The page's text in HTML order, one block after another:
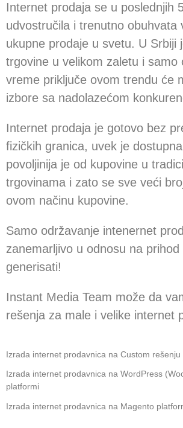
Internet prodaja se u poslednjih
udvostručila i trenutno obuhvata
ukupne prodaje u svetu. U Srbiji
trgovine u velikom zaletu i samo
vreme priključe ovom trendu će
izbore sa nadolazećom
Internet prodaja je gotovo bez
fizičkih granica, uvek je
povoljinija je od kupovine u
trgovinama i zato se sve veći
ovom načinu kupovine.
Samo održavanje intenernet
zanemarljivo u odnosu na
generisati!
Instant Media Team može da
rešenja za male i velike internet
Izrada internet prodavnica na Custom rešenju
Izrada internet prodavnica na WordPress
platformi
Izrada internet prodavnica na Magento